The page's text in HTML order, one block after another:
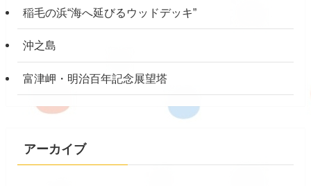
稲毛の浜“海へ延びるウッドデッキ”
沖之島
富津岬・明治百年記念展望塔
アーカイブ